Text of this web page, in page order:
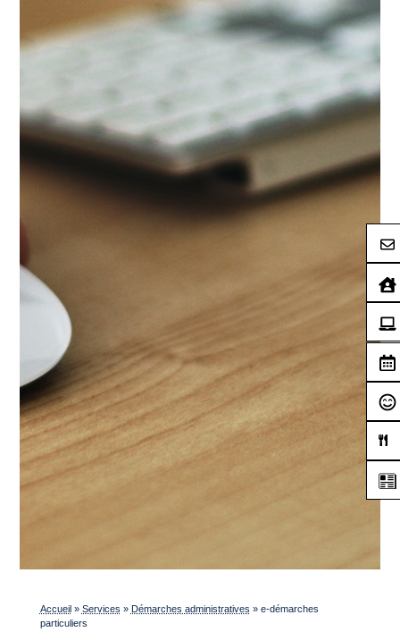
Accueil» Services » Démarches administratives » e-démarches
particuliers